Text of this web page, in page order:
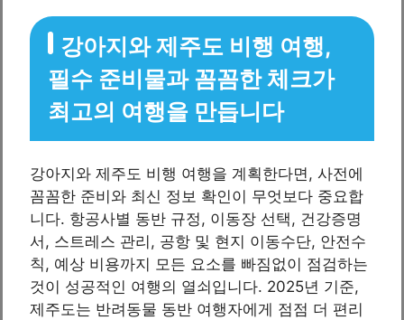
강아지와 제주도 비행 여행,
필수 준비물과 꼼꼼한 체크가
최고의 여행을 만듭니다
강아지와 제주도 비행 여행을 계획한다면, 사전에
꼼꼼한 준비와 최신 정보 확인이 무엇보다 중요합
니다. 항공사별 동반 규정, 이동장 선택, 건강증명
서, 스트레스 관리, 공항 및 현지 이동수단, 안전수
칙, 예상 비용까지 모든 요소를 빠짐없이 점검하는
것이 성공적인 여행의 열쇠입니다. 2025년 기준,
제주도는 반려동물 동반 여행자에게 점점 더 편리